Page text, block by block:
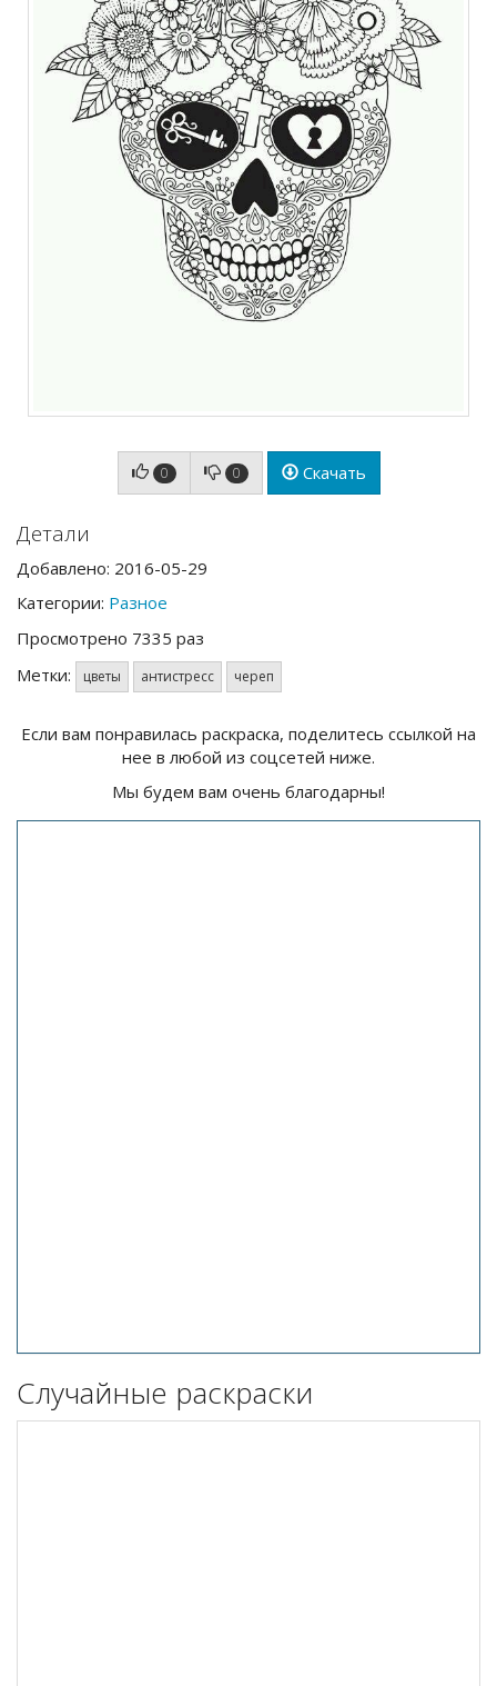
0 0 Скачать
Детали
Добавлено: 2016-05-29
Категории: Разное
Просмотрено 7335 раз
Метки:
цветы антистресс череп
Если вам понравилась раскраска, поделитесь ссылкой на
нее в любой из соцсетей ниже.
Мы будем вам очень благодарны!
Случайные раскраски